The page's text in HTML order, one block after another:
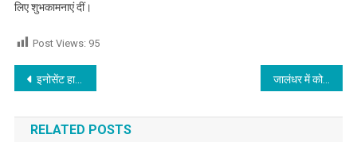
लिए शुभकामनाएं दीं।
Post Views: 95
Post navigation
इनोसेंट हार्ट्स ने जागरूकता अभियान के साथ मनाया विश्व तंबाकू निषेध दिवस जालंधर में कोर्ट कॉम्प्लेक्स को बम से उड़ाने की धमकी से मचा हड़कंप
RELATED POSTS